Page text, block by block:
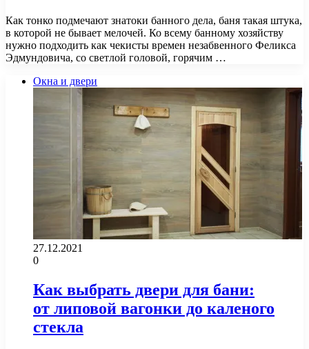
Как тонко подмечают знатоки банного дела, баня такая штука,
в которой не бывает мелочей. Ко всему банному хозяйству
нужно подходить как чекисты времен незабвенного Феликса
Эдмундовича, со светлой головой, горячим …
Окна и двери
27.12.2021
0
Как выбрать двери для бани:
от липовой вагонки до каленого
стекла